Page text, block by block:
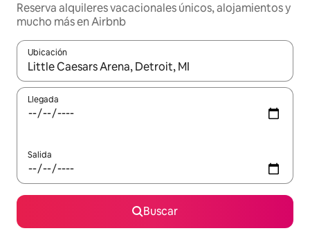
Reserva alquileres vacacionales únicos, alojamientos y
mucho más en Airbnb
Ubicación
Cuando los resultados estén disponibles, navega con las
Llegada
Salida
Buscar